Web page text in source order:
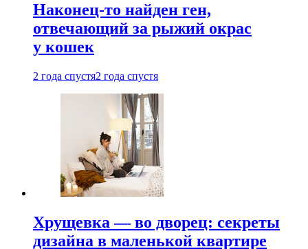
Наконец-то найден ген,
отвечающий за рыжий окрас
у кошек
2 года спустя2 года спустя
Хрущевка — во дворец: секреты
дизайна в маленькой квартире